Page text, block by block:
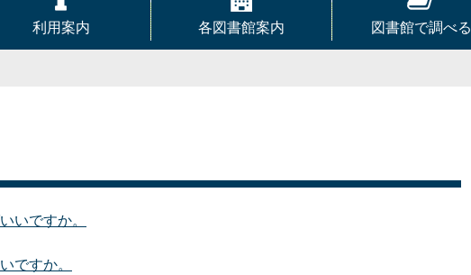
利用案内 各図書館案内 図書館で調べる
いですか。
ですか。